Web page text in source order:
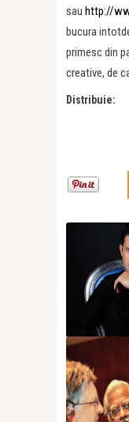
sau http://
bucura
primesc din
creative, de
Distribuie: